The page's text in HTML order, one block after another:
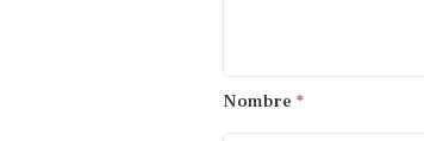
Nombre *